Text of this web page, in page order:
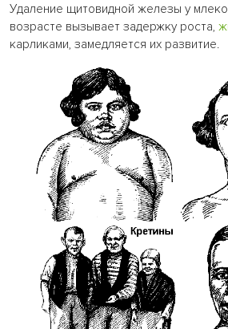
Удаление щитовидной железы у
возрасте вызывает задержку роста,
карликами, замедляется их развитие.